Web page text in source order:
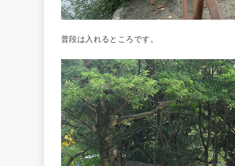
普段は入れるところです。